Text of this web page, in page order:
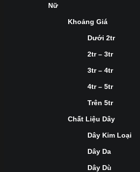
Nữ
Khoảng Giá
Dưới 2tr
2tr – 3tr
3tr – 4tr
4tr – 5tr
Trên 5tr
Chất Liệu Dây
Dây Kim Loại
Dây Da
Dây Dù